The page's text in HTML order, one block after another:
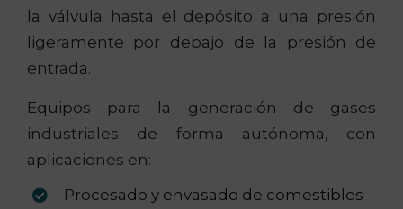
la válvula hasta el depósito a una presión
ligeramente por debajo de la presión de
entrada.
Equipos para la generación de gases
industriales de forma autónoma, con
aplicaciones en:
Procesado y envasado de comestibles